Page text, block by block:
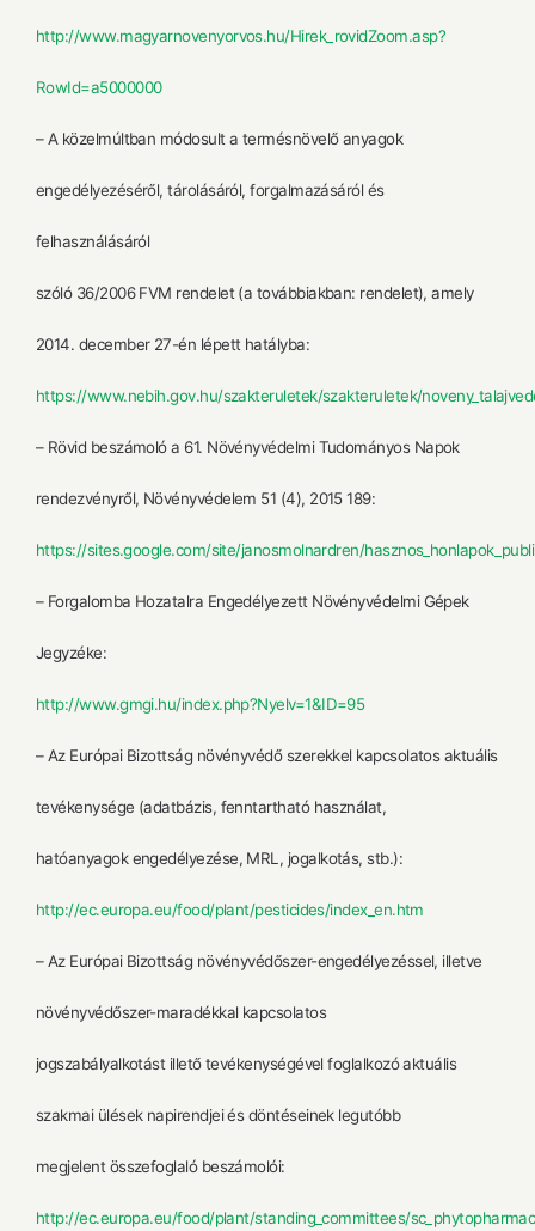
http://www.magyarnovenyorvos.hu/Hirek_rovidZoom.asp?
RowId=a5000000
– A közelmúltban módosult a termésnövelő anyagok
engedélyezéséről, tárolásáról, forgalmazásáról és
felhasználásáról
szóló 36/2006 FVM rendelet (a továbbiakban: rendelet), amely
2014. december 27-én lépett hatályba:
https://www.nebih.gov.hu/szakteruletek/szakteruletek/
– Rövid beszámoló a 61. Növényvédelmi Tudományos Napok
rendezvényről, Növényvédelem 51 (4), 2015 189:
https://sites.google.com/site/janosmolnardren/
– Forgalomba Hozatalra Engedélyezett Növényvédelmi Gépek
Jegyzéke:
http://www.gmgi.hu/index.php?Nyelv=1&ID=95
– Az Európai Bizottság növényvédő szerekkel kapcsolatos aktuális
tevékenysége (adatbázis, fenntartható használat,
hatóanyagok engedélyezése, MRL, jogalkotás, stb.):
http://ec.europa.eu/food/plant/pesticides/index_en.htm
– Az Európai Bizottság növényvédőszer-engedélyezéssel, illetve
növényvédőszer-maradékkal kapcsolatos
jogszabályalkotást illető tevékenységével foglalkozó aktuális
szakmai ülések napirendjei és döntéseinek legutóbb
megjelent összefoglaló beszámolói:
http://ec.europa.eu/food/plant/standing_committees/